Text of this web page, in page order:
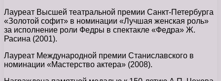
Лауреат Высшей театральной премии Санкт-Петербурга
«Золотой софит» в номинации «Лучшая женская роль»
за исполнение роли Федры в спектакле «Федра» Ж.
Расина (2001).
Лауреат Международной премии Станиславского в
номинации «Мастерство актера» (2008).